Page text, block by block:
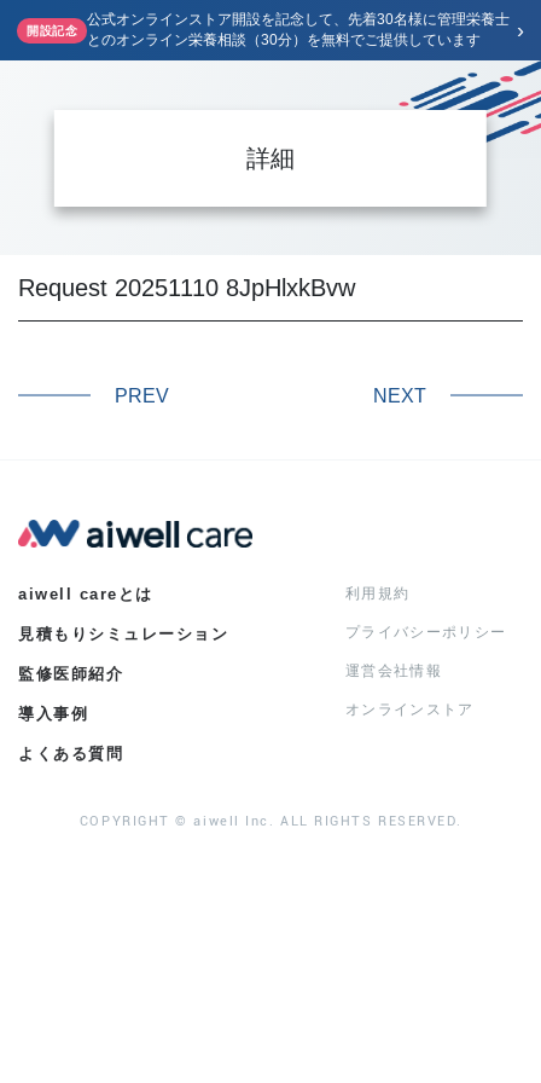
開設記念
公式オンラインストア開設を記念して、先着30名様に管理栄養士
とのオンライン栄養相談（30分）を無料でご提供しています
›
詳細
Request 20251110 8JpHlxkBvw
PREV NEXT
aiwell careとは
見積もりシミュレーション
監修医師紹介
導入事例
よくある質問
利用規約
プライバシーポリシー
運営会社情報
オンラインストア
COPYRIGHT © aiwell Inc. ALL RIGHTS RESERVED.